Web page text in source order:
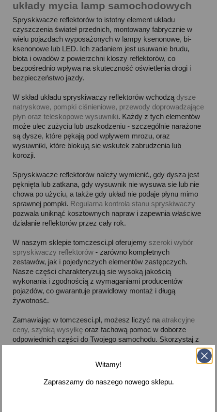
układy mycia lamp samochodowych
Spryskiwacze reflektorów to istotny element układu
czyszczenia świateł przednich, montowany fabrycznie w
wielu pojazdach wyposażonych w lampy ksenonowe, bi-
ksenonowe lub LED. Ich zadaniem jest usuwanie brudu,
błota i owadów z powierzchni kloszy reflektorów, co
bezpośrednio wpływa na skuteczność oświetlenia drogi i
bezpieczeństwo jazdy.
W skład układu spryskiwaczy reflektorów wchodządysze
natryskowe, pompki ciśnieniowe, przewody doprowadzające
płyn oraz teleskopowe wysuwniki. Każdy z tych elementów
może ulec zużyciu lub uszkodzeniu - szczególnie narażone
są dysze, które pękają pod wpływem mrozu, oraz
wysuwniki, które blokują sie wskutek zabrudzenia lub
korozji.
Spryskiwacze reflektorów należy wymienić, gdy dysza jest
pęknięta lub zatkana, gdy wysuwnik nie wysuwa sie lub nie
chowa po użyciu, a także gdy układ nie podaje płynu mimo
sprawnej pompki. Regularna kontrola stanu spryskiwaczy
pozwala uniknąć kosztownych napraw i zapewnia właściwe
działanie reflektorów przez cały rok.
W naszym sklepie tomczesci.pl oferujemyszeroki wybór
spryskiwaczy reflektorów - zarówno kompletnych
zestawów, jak i pojedynczych elementów zastępczych.
Nasze części charakteryzują sie wysoką jakością
wykonania i zgodnością z wymaganiami producentów
pojazdów, co gwarantuje prawidłowy montaż i długą
żywotność.
Zamawiając w tomczesci.pl, możesz liczyć na atrakcyjne
ceny, szybką wysyłkę oraz fachową pomoc w doborze
odpowiednich części do Twojego samochodu. Skorzystaj z
Dostępne 
Witamy!
Zapraszamy do naszego nowego sklepu.